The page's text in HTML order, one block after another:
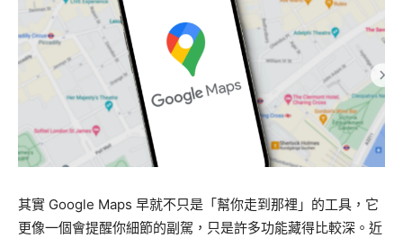
其實 Google Maps 早就不只是「幫你走到那裡」的工具，它
更像一個會提醒你細節的副駕，只是許多功能藏得比較深。近